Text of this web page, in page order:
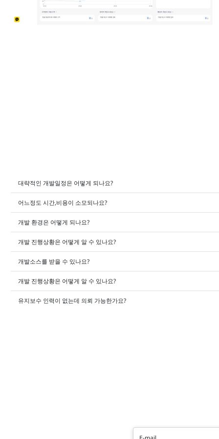
대략적인 개발일정은 어떻게 되나요?
어느정도 시간,비용이 소모되나요?
개발 환경은 어떻게 되나요?
개발 진행상황은 어떻게 알 수 있나요?
개발소스를 받을 수 있나요?
개발 진행상황은 어떻게 알 수 있나요?
유지보수 인력이 없는데 의뢰 가능한가요?